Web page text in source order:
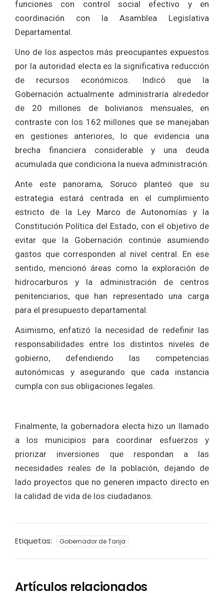
funciones con control social efectivo y en
coordinación con la Asamblea Legislativa
Departamental.
Uno de los aspectos más preocupantes expuestos
por la autoridad electa es la significativa reducción
de recursos económicos. Indicó que la
Gobernación actualmente administraría alrededor
de 20 millones de bolivianos mensuales, en
contraste con los 162 millones que se manejaban
en gestiones anteriores, lo que evidencia una
brecha financiera considerable y una deuda
acumulada que condiciona la nueva administración.
Ante este panorama, Soruco planteó que su
estrategia estará centrada en el cumplimiento
estricto de la Ley Marco de Autonomías y la
Constitución Política del Estado, con el objetivo de
evitar que la Gobernación continúe asumiendo
gastos que corresponden al nivel central. En ese
sentido, mencionó áreas como la exploración de
hidrocarburos y la administración de centros
penitenciarios, que han representado una carga
para el presupuesto departamental.
Asimismo, enfatizó la necesidad de redefinir las
responsabilidades entre los distintos niveles de
gobierno, defendiendo las competencias
autonómicas y asegurando que cada instancia
cumpla con sus obligaciones legales.
Finalmente, la gobernadora electa hizo un llamado
a los municipios para coordinar esfuerzos y
priorizar inversiones que respondan a las
necesidades reales de la población, dejando de
lado proyectos que no generen impacto directo en
la calidad de vida de los ciudadanos.
Etiquetas: Gobernador de Tarija
Artículos relacionados